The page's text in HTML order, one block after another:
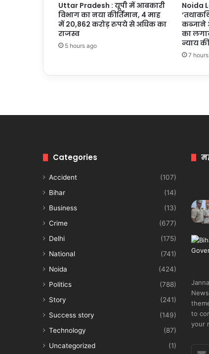
Uttar Pradesh : यूपी में आबकारी
विभाग का नया कीर्तिमान, 4 माह
में 20,862 करोड़ रुपये से अधिक का
राजस्व
5 hours ago
Noida
कब्जाने
का
न्याय
7
Categories
Accident
(107)
Bihar
(14)
Business
(13)
Crime
(677)
Delhi
(175)
National
(741)
Noida
(424)
Politics
(788)
Story
(241)
Success story
(149)
Technology
(87)
Uncategorized
(1)
to
your